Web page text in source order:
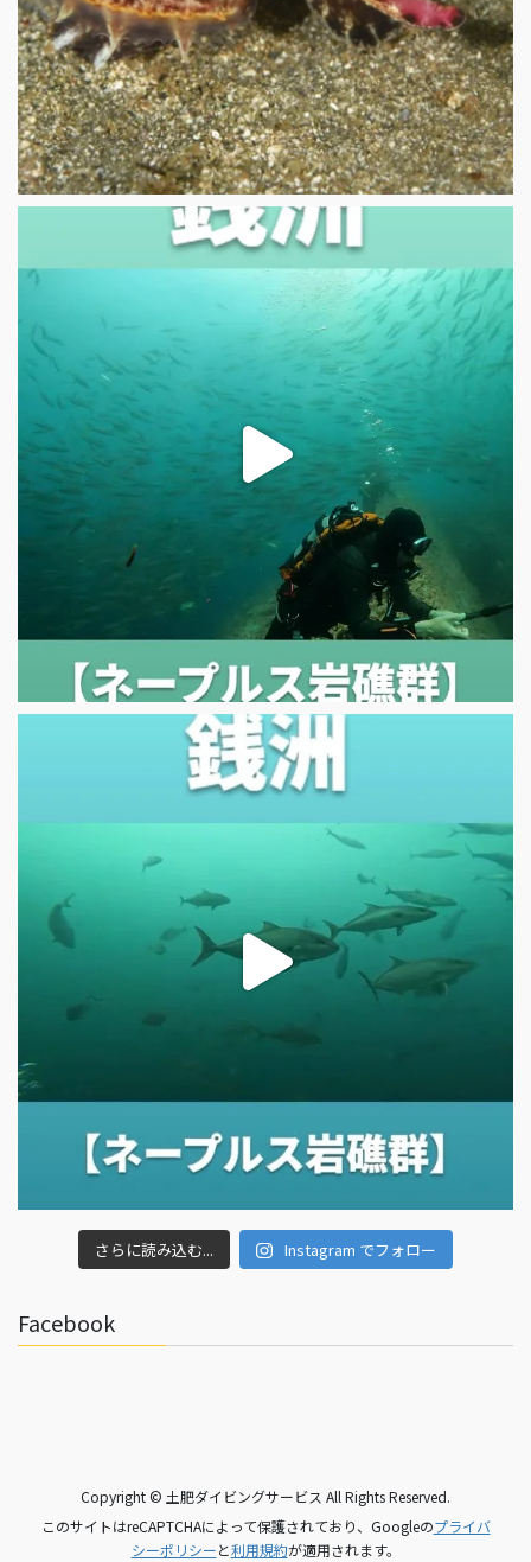
さらに読み込む... Instagram でフォロー
Facebook
Copyright © 土肥ダイビングサービス All Rights Reserved.
このサイトはreCAPTCHAによって保護されており、Googleのプライバ
シーポリシーと利用規約が適用されます。